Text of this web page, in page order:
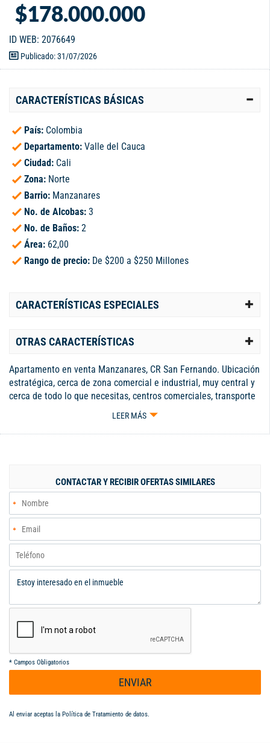
$178.000.000
ID WEB: 2076649
Publicado: 31/07/2026
CARACTERÍSTICAS BÁSICAS
País: Colombia
Departamento: Valle del Cauca
Ciudad: Cali
Zona: Norte
Barrio: Manzanares
No. de Alcobas: 3
No. de Baños: 2
Área: 62,00
Rango de precio: De $200 a $250 Millones
CARACTERÍSTICAS ESPECIALES
OTRAS CARACTERÍSTICAS
Apartamento en venta Manzanares, CR San Fernando. Ubicación
estratégica, cerca de zona comercial e industrial, muy central y
cerca de todo lo que necesitas, centros comerciales, transporte
público y empresas del sector La unidad cuenta con zonas
muy buena administración haciendo que tu estadía sea lo
cocina, vista externa, iluminado, parqueadero propio, la unidad
ideal para una familia que se movilice en la zona y busque
espacios amplios, ¡programa tu cita hoy mismo!
LEER MÁS
CONTACTAR Y RECIBIR OFERTAS SIMILARES
* Campos Obligatorios
ENVIAR
Al enviar aceptas la Política de Tratamiento de datos.